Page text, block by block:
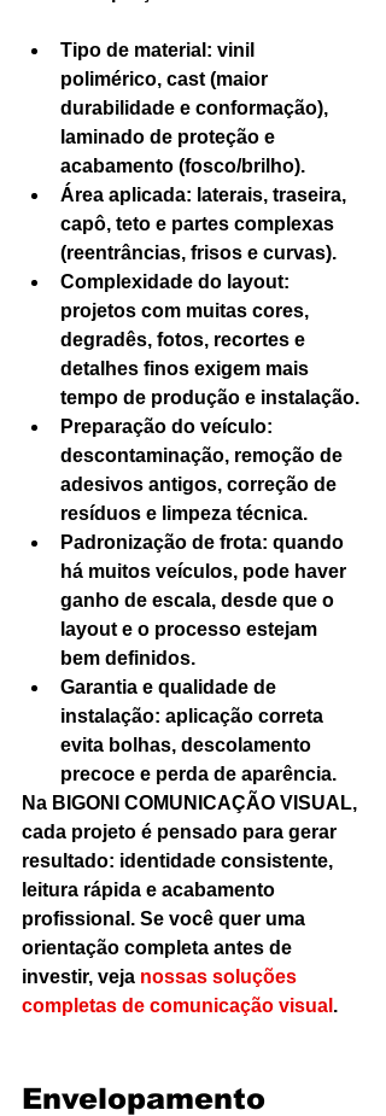
Tipo de material: vinil
polimérico, cast (maior
durabilidade e conformação),
laminado de proteção e
acabamento (fosco/brilho).
Área aplicada: laterais, traseira,
capô, teto e partes complexas
(reentrâncias, frisos e curvas).
Complexidade do layout:
projetos com muitas cores,
degradês, fotos, recortes e
detalhes finos exigem mais
tempo de produção e instalação.
Preparação do veículo:
descontaminação, remoção de
adesivos antigos, correção de
resíduos e limpeza técnica.
Padronização de frota: quando
há muitos veículos, pode haver
ganho de escala, desde que o
layout e o processo estejam
bem definidos.
Garantia e qualidade de
instalação: aplicação correta
evita bolhas, descolamento
precoce e perda de aparência.
Na BIGONI COMUNICAÇÃO VISUAL,
cada projeto é pensado para gerar
resultado: identidade consistente,
leitura rápida e acabamento
profissional. Se você quer uma
orientação completa antes de
investir, veja nossas soluções
completas de comunicação visual .
Envelopamento